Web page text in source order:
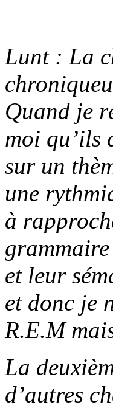
Lunt : La
Quand je
moi qu’ils
sur un
une
à
et leur
et donc je
R.E.M
La
d’autres